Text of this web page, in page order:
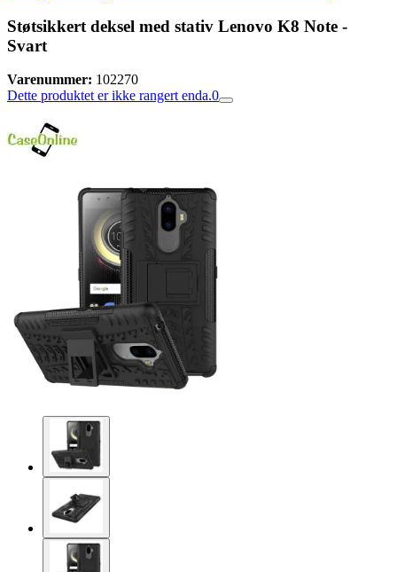
Støtsikkert deksel med stativ Lenovo K8 Note -
Svart
Varenummer: 102270
Dette produktet er ikke rangert enda.0